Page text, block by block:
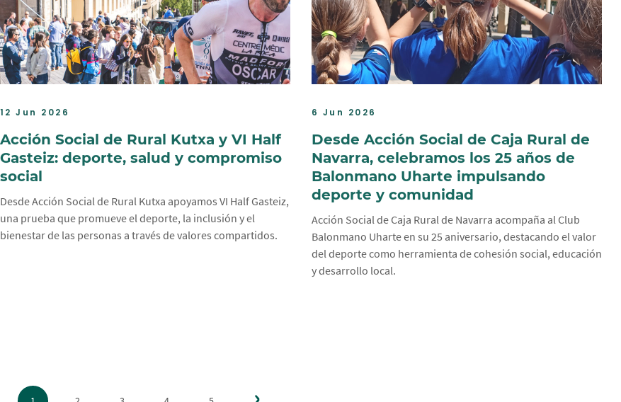
Acción Social de Rural Kutxa y VI Half
Gasteiz: deporte, salud y compromiso
social
Desde Acción Social de Rural Kutxa apoyamos VI Half Gasteiz,
una prueba que promueve el deporte, la inclusión y el
bienestar de las personas a través de valores compartidos.
Desde Acción Social de Caja Rural de
Navarra, celebramos los 25 años de
Balonmano Uharte impulsando
deporte y comunidad
Acción Social de Caja Rural de Navarra acompaña al Club
Balonmano Uharte en su 25 aniversario, destacando el valor
del deporte como herramienta de cohesión social, educación
y desarrollo local.